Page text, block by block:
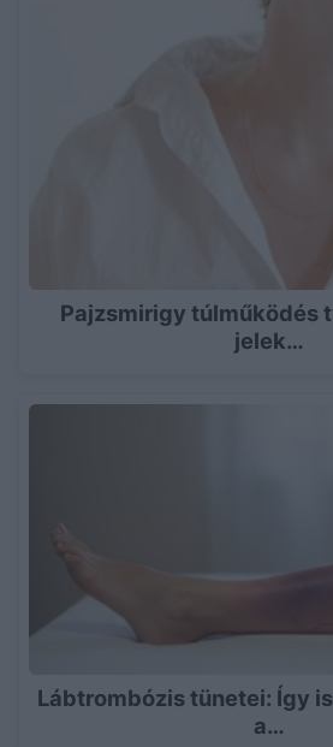
Pajzsmirigy túlműködés
jelek…
Lábtrombózis tünetei: Így
a…